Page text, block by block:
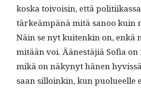
kos­ka toivoisin, että
tärkeäm­pänä mitä sanoo kuin
Näin se nyt kuitenkin on, enkä
mitään voi. Äänestäjiä Sofia
mikä on näkynyt hänen
saan sil­loinkin, kun puolueelle